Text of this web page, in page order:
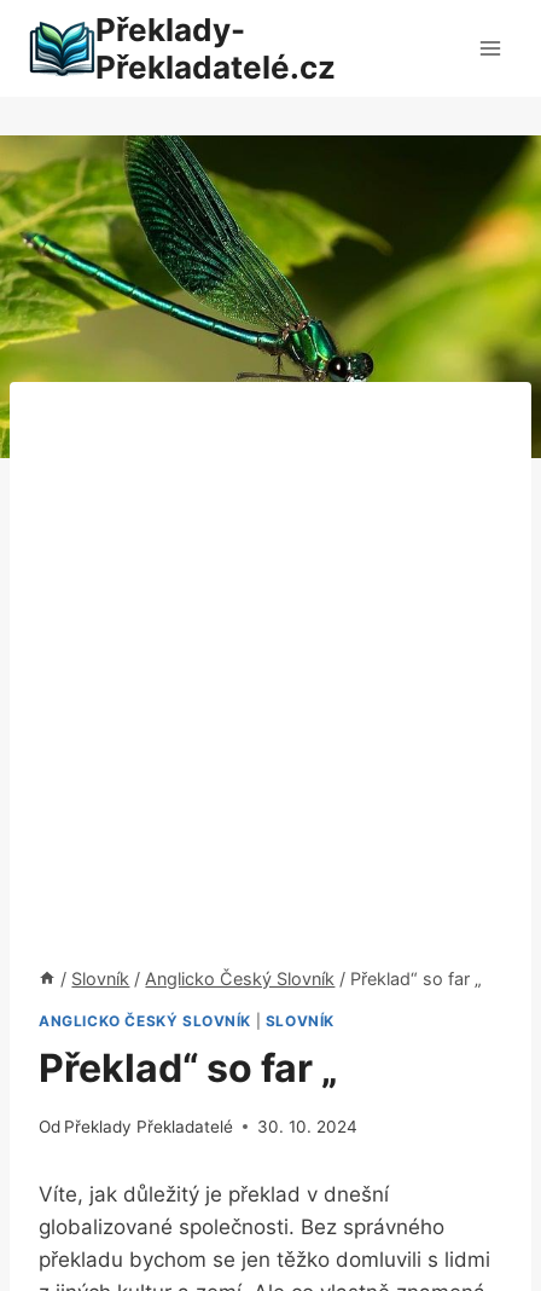
obsah
Překlady-
Překladatelé.cz
/ Slovník / Anglicko Český Slovník / Překlad“ so far „
ANGLICKO ČESKÝ SLOVNÍK SLOVNÍK
Překlad“ so far „
Od Překlady Překladatelé 30. 10. 2024
Víte, jak důležitý je překlad v dnešní
globalizované společnosti. Bez správného
překladu bychom se jen těžko domluvili s lidmi